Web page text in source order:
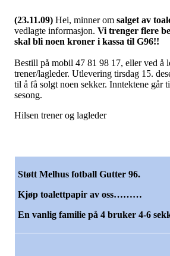
(23.11.09) Hei, minner om salget av
vedlagte informasjon. Vi trenger flere
skal bli noen kroner i kassa til G96!!
Bestill på mobil 47 81 98 17, eller ved å
trener/lagleder. Utlevering tirsdag 15.
til å få solgt noen sekker. Inntektene går
sesong.
Hilsen trener og lagleder
Støtt Melhus fotball Gutter 96.
Kjøp toalettpapir av oss………
En vanlig familie på 4 bruker 4-6